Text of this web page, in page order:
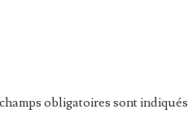
obligatoires sont indiqués